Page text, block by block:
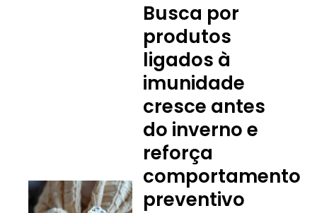
Busca por
produtos
ligados à
imunidade
cresce antes
do inverno e
reforça
comportamento
preventivo